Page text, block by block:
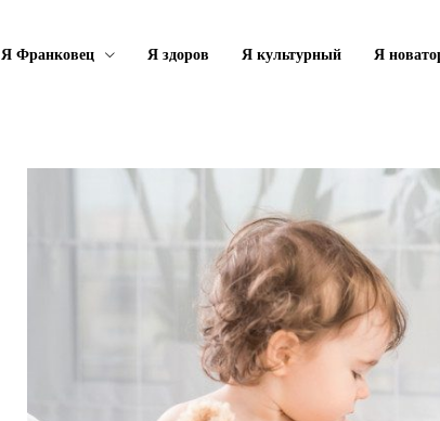
Я Франковец Я здоров Я культурный Я